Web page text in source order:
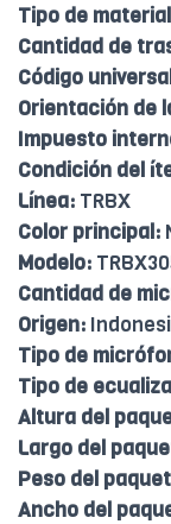
Tipo de
Cantidad de
Código
Orientación de
Impuesto
Condición del
Línea: TRBX
Color principal:
Modelo:
Cantidad de
Origen:
Tipo de
Tipo de
Altura del
Largo del
Peso del
Ancho del